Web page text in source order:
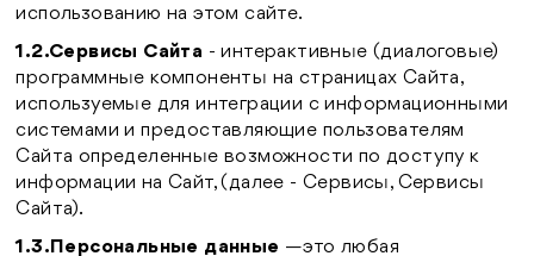
использованию на этом сайте.
1.2.Сервисы Сайта - интерактивные (диалоговые)
программные компоненты на страницах Сайта,
используемые для интеграции с информационными
системами и предоставляющие пользователям
Сайта определенные возможности по доступу к
информации на Сайт, (далее - Сервисы, Сервисы
Сайта).
1.3.Персональные данные —это любая